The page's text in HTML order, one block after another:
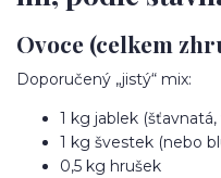
Ovoce (celkem
Doporučený „jistý“ mix:
1 kg jablek (šťavnatá,
1 kg švestek (nebo
0,5 kg hrušek